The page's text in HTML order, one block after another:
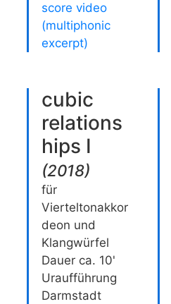
score video
(multiphonic
excerpt)
cubic
relations
hips I
(2018)
für
Vierteltonakkor
deon und
Klangwürfel
Dauer ca. 10'
Uraufführung
Darmstadt